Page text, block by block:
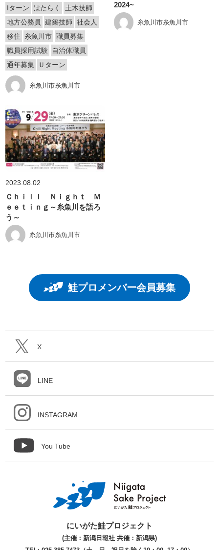
Iターン はたらく
土木技師
地方公務員
建築技師
社会人
移住
糸魚川市 職員募集
職員採用試験
自治体職員
通年募集
Ｕターン
糸魚川市糸魚川市
2024~
糸魚川市糸魚川市
2023.08.02
Ｃｈｉｌｌ Ｎｉｇｈｔ Ｍ
ｅｅｔｉｎｇ～糸魚川を語ろ
う～
糸魚川市糸魚川市
鮭プロメンバー会員募集
X
LINE
INSTAGRAM
You Tube
にいがた鮭プロジェクト
(主催：新潟日報社 共催：新潟県)